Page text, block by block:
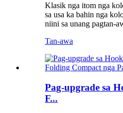
Klasik nga itom nga
sa usa ka bahin nga
niini sa unang pagtan-
Tan-awa
Pag-upgrade sa
F...